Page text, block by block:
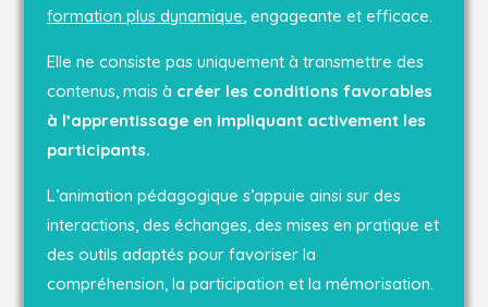
formation plus dynamique, engageante et efficace.
Elle ne consiste pas uniquement à transmettre des
contenus, mais à créer les conditions favorables
à l’apprentissage en impliquant activement les
participants.
L’animation pédagogique s’appuie ainsi sur des
interactions, des échanges, des mises en pratique et
des outils adaptés pour favoriser la
compréhension, la participation et la mémorisation.